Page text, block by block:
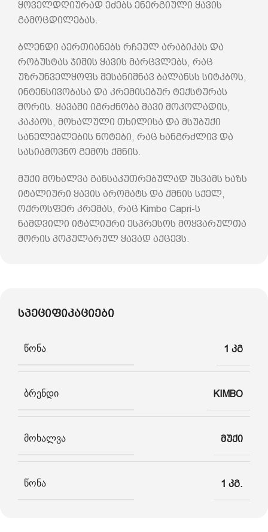
ყოველდღიურად ეძებს ენერგიული ყავის
გამოცდილებას.
ბლენდი აერთიანებს რჩეულ არაბიკას და
რობუსტას ჯიშის ყავის მარცვლებს, რაც
უზრუნველყოფს შესანიშნავ ბალანსს სიტკბოს,
ინტენსივობასა და კრემისებურ ტექსტურას
შორის. ყავაში იგრძნობა შავი შოკოლადის,
კაკაოს, მოხალული თხილისა და მსუბუქი
სანელებლების ნოტები, რაც ხანგრძლივ და
სასიამოვნო გემოს ქმნის.
მუქი მოხალვა განსაკუთრებულად უსვამს ხაზს
იტალიური ყავის არომატს და ქმნის სქელ,
ოქროსფერ კრემას, რაც Kimbo Capri-ს
ნამდვილი იტალიური ესპრესოს მოყვარულთა
შორის პოპულარულ ყავად აქცევს.
სპეციფიკაციები
წონა 1 კგ
ბრენდი KIMBO
მოხალვა მუქი
წონა 1 კგ.